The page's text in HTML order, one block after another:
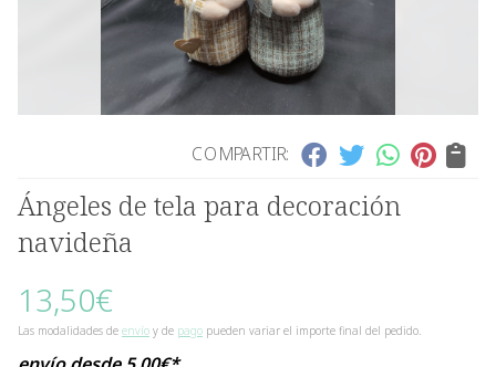
COMPARTIR:
Ángeles de tela para decoración
navideña
13,50€
Las modalidades de envío y de pago pueden variar el importe final del pedido.